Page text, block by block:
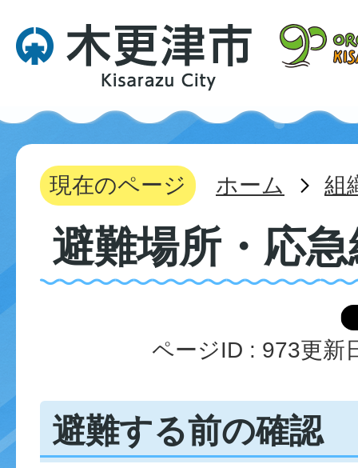
現在のページ ホーム 組
避難場所・応
ページID : 973更新
避難する前の確認